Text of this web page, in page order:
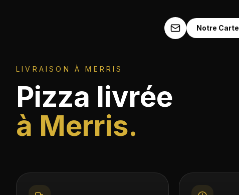
Notre Carte
LIVRAISON ÀMERRIS
Pizza livrée
à Merris.